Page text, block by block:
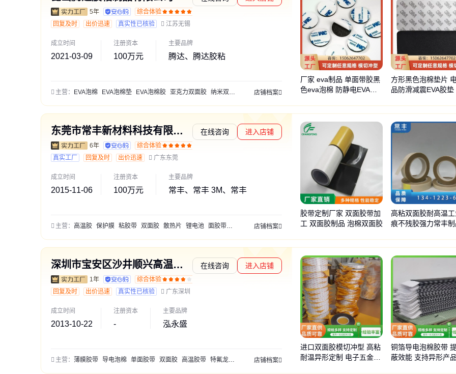
5年 综合体验
回复及时 出价迅速 真实性已核验 江苏无锡
成立时间
2021-03-09
注册资本
100万元
主要品牌
腾达、腾达胶粘
主营： EVA泡棉 EVA泡棉垫 EVA泡棉胶 亚克力双面胶 纳米双面胶 耐高温双面胶 泡棉双面胶 棉纸双面胶 PET双面胶 3M双面胶 汽车双面胶
店铺档案
厂家 eva制品 单面带胶黑
色eva泡棉 防静电EVA双
方形黑色泡棉垫片
品防滑减震EVA胶垫
东莞市常丰新材料科技有限公司
6年 综合体验
在线咨询 进入店铺
真实工厂 回复及时 出价迅速 广东东莞
成立时间
2015-11-06
注册资本
100万元
主要品牌
常丰、常丰 3M、常丰
主营： 高温胶 保护膜 粘胶带 双面胶 散热片 锂电池 面胶带 电池膜 失粘膜 高温膜 硅胶带 切割膜 解粘胶 解粘膜 黑白膜 固化膜 连接器
店铺档案
胶带定制厂家 双面胶带加
工 双面胶制品 泡棉双面胶
高粘双面胶耐高温
痕不残胶强力常丰制
深圳市宝安区沙井顺兴高温胶带厂
1年 综合体验
在线咨询 进入店铺
回复及时 出价迅速 真实性已核验 广东深圳
成立时间
2013-10-22
注册资本
-
主要品牌
泓永盛
主营： 薄膜胶带 导电泡棉 单面胶带 双面胶 高温胶带 特氟龙胶带 铁氟龙胶带 电工绝缘胶带
店铺档案
进口双面胶模切冲型 高粘
耐温异形定制 电子五金专
铜箔导电泡棉胶带
蔽效能 支持异形产品